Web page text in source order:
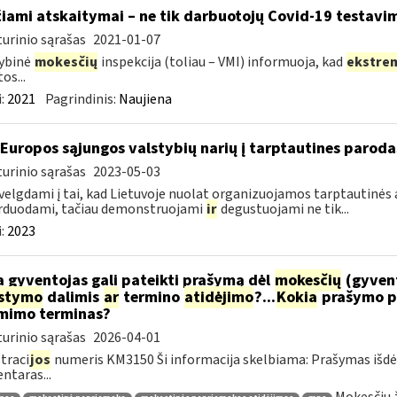
atskaitymai – ne tik darbuotojų Covid-19
sąrašas 2021-01-07
mokesčių inspekcija (toliau – VMI) informuoja, kad
2021 Pagrindinis: Naujiena
sąjungos valstybių narių į tarptautines
sąrašas 2023-05-03
į tai, kad Lietuvoje nuolat organizuojamos
tačiau demonstruojami ir degustuojami ne tik...
2023
gyventojas gali pateikti prašymą dėl mokesčių
dalimis artermino atidėjimo?...Kokiaprašymo
terminas?
sąrašas 2026-04-01
jos numeris KM3150 Ši informacija skelbiama: Prašymas